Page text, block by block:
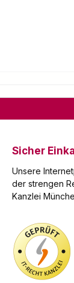
Sicher
Unsere
der strengen
Kanzlei